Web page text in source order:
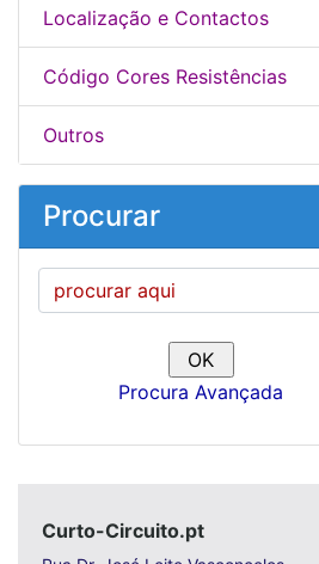
Localização e Contactos
Código Cores Resistências
Outros
Procurar
Procura Avançada
Curto-Circuito.pt